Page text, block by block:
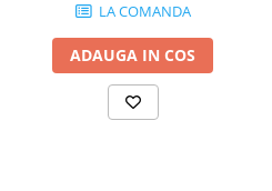
LA COMANDA
ADAUGA IN COS